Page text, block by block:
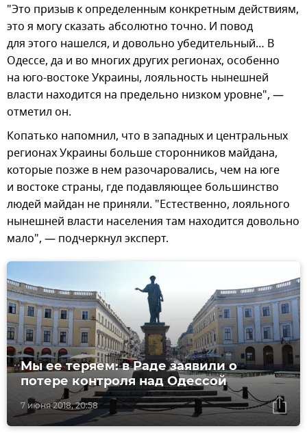
"Это призыв к определенным конкретным действиям,
это я могу сказать абсолютно точно. И повод
для этого нашелся, и довольно убедительный… В
Одессе, да и во многих других регионах, особенно
на юго-востоке Украины, лояльность нынешней
власти находится на предельно низком уровне", —
отметил он.
Копатько напомнил, что в западных и центральных
регионах Украины больше сторонников майдана,
которые позже в нем разочаровались, чем на юге
и востоке страны, где подавляющее большинство
людей майдан не приняли. "Естественно, лояльного
нынешней власти населения там находится довольно
мало", — подчеркнул эксперт.
7 июня 2018, 20:58
Мы ее теряем: в Раде заявили о
потере контроля над Одессой